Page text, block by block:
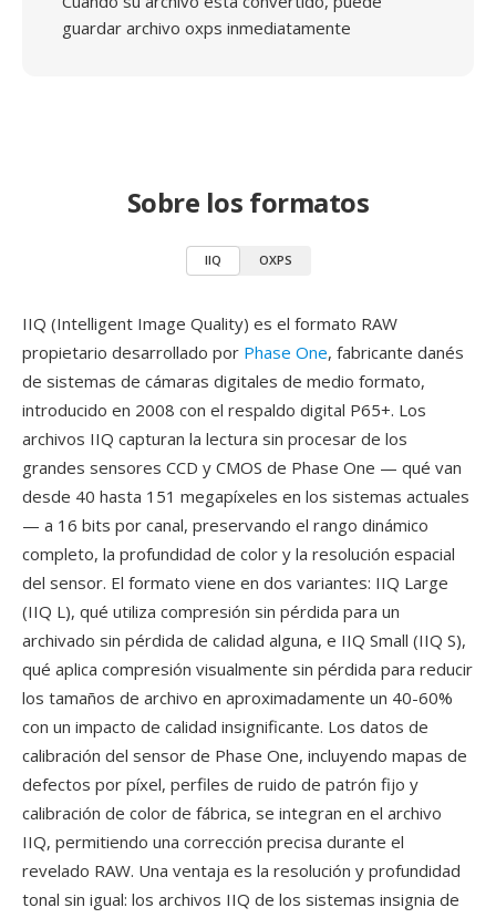
guardar archivo oxps inmediatamente
Sobre los formatos
IIQ OXPS
IIQ (Intelligent Image Quality) es el formato RAW
propietario desarrollado por Phase One, fabricante danés
de sistemas de cámaras digitales de medio formato,
introducido en 2008 con el respaldo digital P65+. Los
archivos IIQ capturan la lectura sin procesar de los
grandes sensores CCD y CMOS de Phase One — qué van
desde 40 hasta 151 megapíxeles en los sistemas actuales
— a 16 bits por canal, preservando el rango dinámico
completo, la profundidad de color y la resolución espacial
del sensor. El formato viene en dos variantes: IIQ Large
(IIQ L), qué utiliza compresión sin pérdida para un
archivado sin pérdida de calidad alguna, e IIQ Small (IIQ S),
qué aplica compresión visualmente sin pérdida para reducir
los tamaños de archivo en aproximadamente un 40-60%
con un impacto de calidad insignificante. Los datos de
calibración del sensor de Phase One, incluyendo mapas de
defectos por píxel, perfiles de ruido de patrón fijo y
calibración de color de fábrica, se integran en el archivo
IIQ, permitiendo una corrección precisa durante el
revelado RAW. Una ventaja es la resolución y profundidad
tonal sin igual: los archivos IIQ de los sistemas insignia de